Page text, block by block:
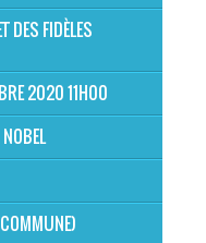
DES FIDÈLES
2020 11H00